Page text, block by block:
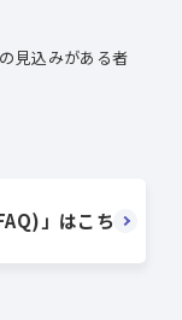
見込みがある者
」はこちら